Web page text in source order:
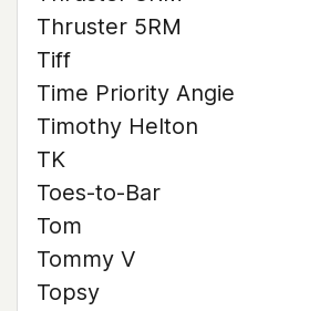
Thruster 5RM
Tiff
Time Priority Angie
Timothy Helton
TK
Toes-to-Bar
Tom
Tommy V
Topsy